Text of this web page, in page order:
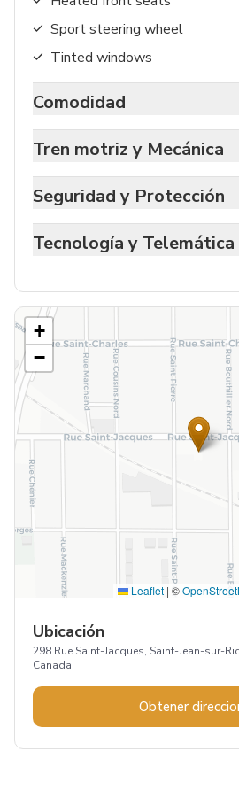
Sport steering wheel
Tinted windows
Comodidad
Tren motriz y Mecánica
Seguridad y Protección
Tecnología y Telemática
+
−
Leaflet | ©
Ubicación
298 Rue Saint-Jacques, Saint-Jean-sur-
Canada
Obtener